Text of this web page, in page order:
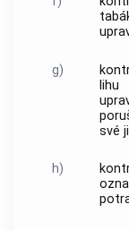
g)
své
h)